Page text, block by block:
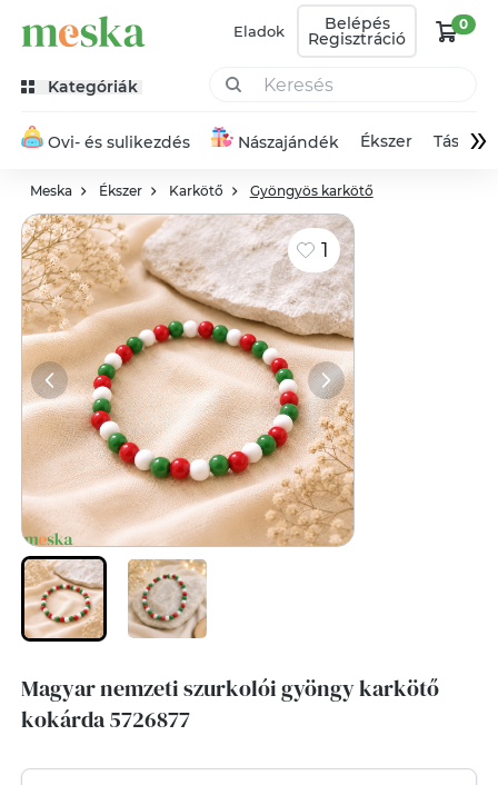
Eladok Belépés
Regisztráció
0
Kategóriák
Ovi- és sulikezdés Nászajándék Ékszer Táska»
Meska Ékszer Karkötő Gyöngyös karkötő
1
Magyar nemzeti szurkolói gyöngy karkötő
kokárda 5726877